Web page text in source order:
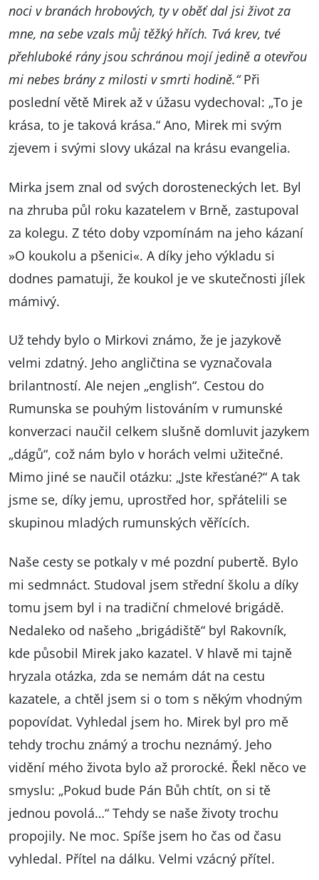
noci v branách hrobových, ty v oběť dal jsi život za
mne, na sebe vzals můj těžký hřích. Tvá krev, tvé
přehluboké rány jsou schránou mojí jedině a otevřou
mi nebes brány z milosti v smrti hodině.“Při
poslední větě Mirek až v úžasu vydechoval: „To je
krása, to je taková krása.“ Ano, Mirek mi svým
zjevem i svými slovy ukázal na krásu evangelia.
Mirka jsem znal od svých dorosteneckých let. Byl
na zhruba půl roku kazatelem v Brně, zastupoval
za kolegu. Z této doby vzpomínám na jeho kázaní
»O koukolu a pšenici«. A díky jeho výkladu si
dodnes pamatuji, že koukol je ve skutečnosti jílek
mámivý.
Už tehdy bylo o Mirkovi známo, že je jazykově
velmi zdatný. Jeho angličtina se vyznačovala
brilantností. Ale nejen „english“. Cestou do
Rumunska se pouhým listováním v rumunské
konverzaci naučil celkem slušně domluvit jazykem
„dágů“, což nám bylo v horách velmi užitečné.
Mimo jiné se naučil otázku: „Jste křesťané?“ A tak
jsme se, díky jemu, uprostřed hor, spřátelili se
skupinou mladých rumunských věřících.
Naše cesty se potkaly v mé pozdní pubertě. Bylo
mi sedmnáct. Studoval jsem střední školu a díky
tomu jsem byl i na tradiční chmelové brigádě.
Nedaleko od našeho „brigádiště“ byl Rakovník,
kde působil Mirek jako kazatel. V hlavě mi tajně
hryzala otázka, zda se nemám dát na cestu
kazatele, a chtěl jsem si o tom s někým vhodným
popovídat. Vyhledal jsem ho. Mirek byl pro mě
tehdy trochu známý a trochu neznámý. Jeho
vidění mého života bylo až prorocké. Řekl něco ve
smyslu: „Pokud bude Pán Bůh chtít, on si tě
jednou povolá…“ Tehdy se naše životy trochu
propojily. Ne moc. Spíše jsem ho čas od času
vyhledal. Přítel na dálku. Velmi vzácný přítel.